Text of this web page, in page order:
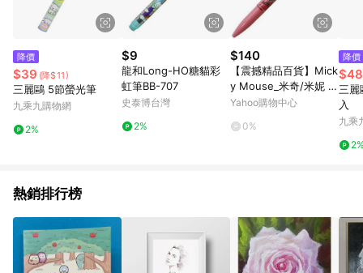
降價
$39 (降$11)
三麗鷗 5節螢光筆
九乘九購物網
2%
$9
龍和Long-HO糖貓彩
虹筆BB-707
史泰博台灣
2%
$140
【震撼精品百貨】Mick
y Mouse_米奇/米妮 ~
日本迪士尼tsum tsum
TAR-粉愛心*60832
Yahoo購物中心
0%
降價
$48
三
入
九乘
熱銷排行榜